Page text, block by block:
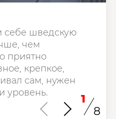
себе шведскую
чем
приятно
крепкое,
сам, нужен
уровень.
1
8